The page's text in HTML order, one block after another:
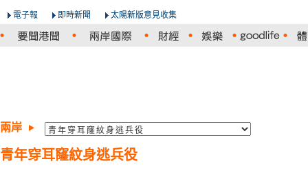
電子報 即時新聞 太陽新版意見收集
兩岸
青年穿耳窿紋身逃兵役